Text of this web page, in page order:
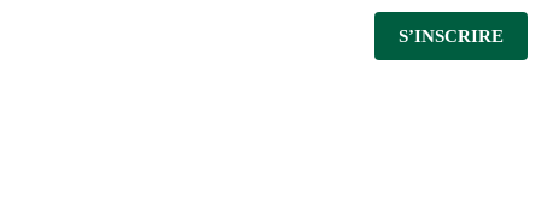
S’INSCRIRE